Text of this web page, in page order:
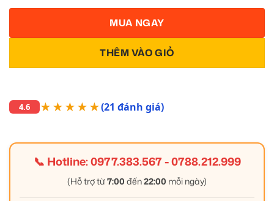
THÊM VÀO GIỎ
MUA NGAY
4.6 ★★★★★(21 đánh giá)
📞 Hotline:0977.383.567-0788.212.999
(Hỗ trợ từ7:00 đến22:00 mỗi ngày)